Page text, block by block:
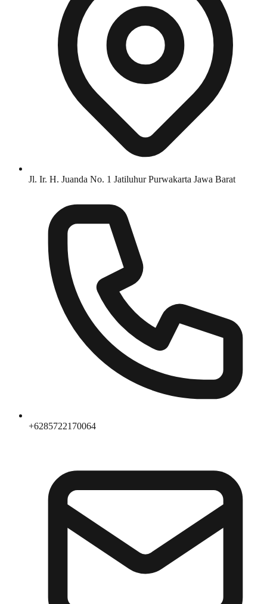
Jl. Ir. H. Juanda No. 1 Jatiluhur Purwakarta Jawa Barat
+6285722170064